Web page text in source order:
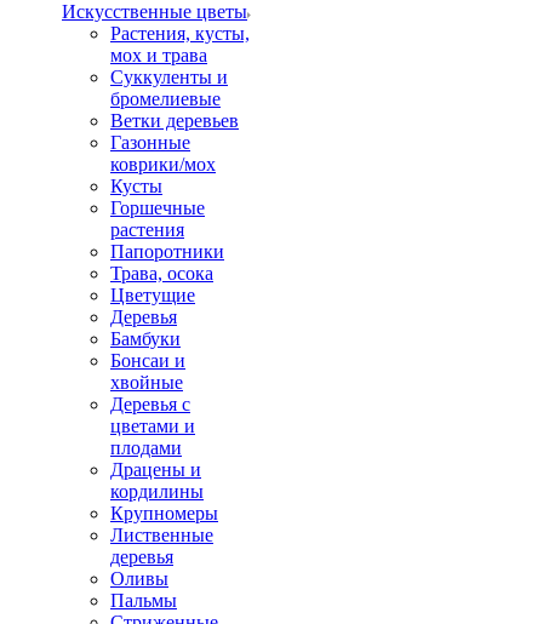
Искусственные цветы
Растения, кусты,
мох и трава
Суккуленты и
бромелиевые
Ветки деревьев
Газонные
коврики/мох
Кусты
Горшечные
растения
Папоротники
Трава, осока
Цветущие
Деревья
Бамбуки
Бонсаи и
хвойные
Деревья с
цветами и
плодами
Драцены и
кордилины
Крупномеры
Лиственные
деревья
Оливы
Пальмы